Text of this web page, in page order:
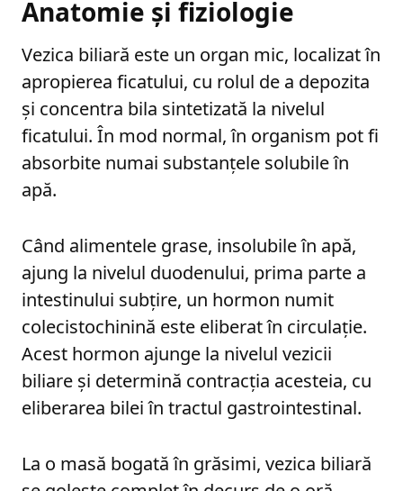
Anatomie și fiziologie
Vezica biliară este un organ mic, localizat în
apropierea ficatului, cu rolul de a depozita
și concentra bila sintetizată la nivelul
ficatului. În mod normal, în organism pot fi
absorbite numai substanțele solubile în
apă.
Când alimentele grase, insolubile în apă,
ajung la nivelul duodenului, prima parte a
intestinului subțire, un hormon numit
colecistochinină este eliberat în circulație.
Acest hormon ajunge la nivelul vezicii
biliare și determină contracția acesteia, cu
eliberarea bilei în tractul gastrointestinal.
La o masă bogată în grăsimi, vezica biliară